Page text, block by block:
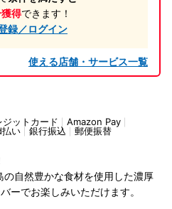
得できます！
録／ログイン
使える店舗・サービス一覧
ジットカード
Amazon Pay
払い 銀行振込 郵便振替
自然豊かな食材を使用した濃厚
ーでお楽しみいただけます。